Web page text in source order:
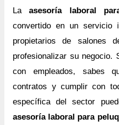
Laasesoría laboral
convertido en un servicio
propietarios de salones
profesionalizar su negocio.
con empleados, sabes
contratos y cumplir con
específica del sector
asesoría laboral para